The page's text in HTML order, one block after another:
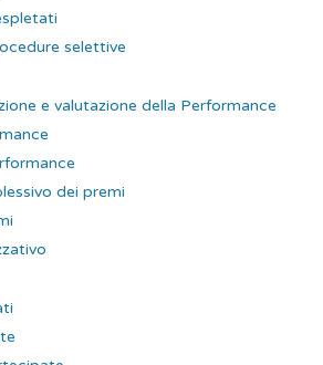
selettive
e valutazione della Performance
dei premi